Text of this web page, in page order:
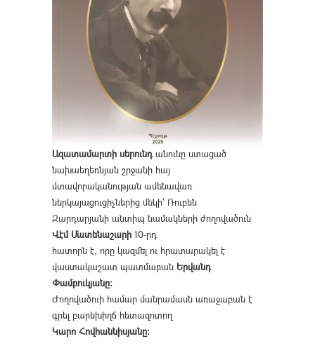
Ազատամարտի սերունդանունը ստացած
նախաեղեռնյան շրջանի հայ
մտավորականության ամենավառ
ներկայացուցիչներից մեկի՝ Ռուբեն
Զարդարյանի անտիպ նամակների ժողովածուն
Վէմ Մատենաշարի 10-րդ
հատորն է, որը կազմել ու հրատարակել է
վաստակաշատ պատմաբան Երվանդ
Փամբուկյանը։
Ժողովածուի համար մանրամասն առաջաբան է
գրել բարեխիղճ հետազոտող
Կարո Հովհաննիսյանը։